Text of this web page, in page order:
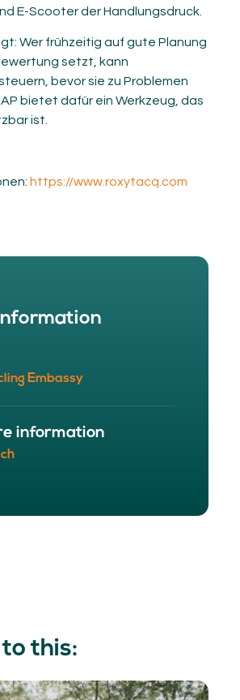
E-Scooter der Handlungsdruck.
Wer frühzeitig auf gute Planung
setzt, kann
bevor sie zu Problemen
bietet dafür ein Werkzeug, das
ist.
https://www.roxytacq.com
Embassy
information
this: